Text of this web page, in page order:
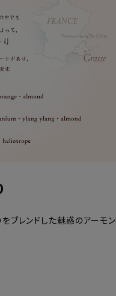
ブレンドした魅惑のアーモン